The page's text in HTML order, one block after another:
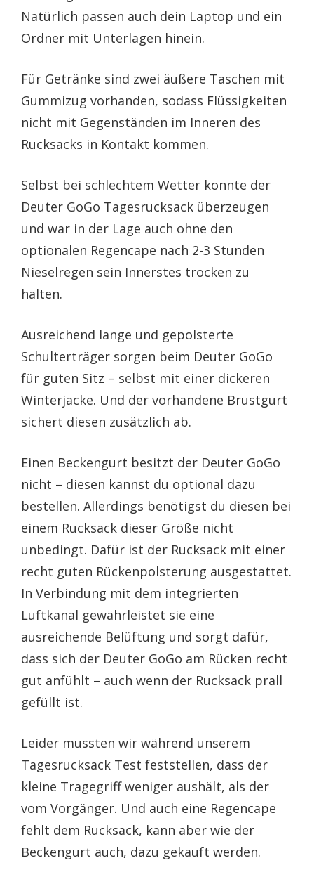
Natürlich passen auch dein Laptop und ein
Ordner mit Unterlagen hinein.
Für Getränke sind zwei äußere Taschen mit
Gummizug vorhanden, sodass Flüssigkeiten
nicht mit Gegenständen im Inneren des
Rucksacks in Kontakt kommen.
Selbst bei schlechtem Wetter konnte der
Deuter GoGo Tagesrucksack überzeugen
und war in der Lage auch ohne den
optionalen Regencape nach 2-3 Stunden
Nieselregen sein Innerstes trocken zu
halten.
Ausreichend lange und gepolsterte
Schulterträger sorgen beim Deuter GoGo
für guten Sitz – selbst mit einer dickeren
Winterjacke. Und der vorhandene Brustgurt
sichert diesen zusätzlich ab.
Einen Beckengurt besitzt der Deuter GoGo
nicht – diesen kannst du optional dazu
bestellen. Allerdings benötigst du diesen bei
einem Rucksack dieser Größe nicht
unbedingt. Dafür ist der Rucksack mit einer
recht guten Rückenpolsterung ausgestattet.
In Verbindung mit dem integrierten
Luftkanal gewährleistet sie eine
ausreichende Belüftung und sorgt dafür,
dass sich der Deuter GoGo am Rücken recht
gut anfühlt – auch wenn der Rucksack prall
gefüllt ist.
Leider mussten wir während unserem
Tagesrucksack Test feststellen, dass der
kleine Tragegriff weniger aushält, als der
vom Vorgänger. Und auch eine Regencape
fehlt dem Rucksack, kann aber wie der
Beckengurt auch, dazu gekauft werden.